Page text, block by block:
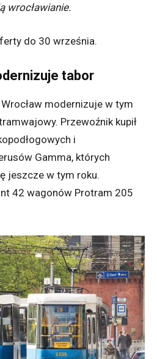
wrocławianie.
do 30 września.
tabor
modernizuje w tym
Przewoźnik kupił
i
Gamma, których
jeszcze w tym roku.
42 wagonów Protram 205